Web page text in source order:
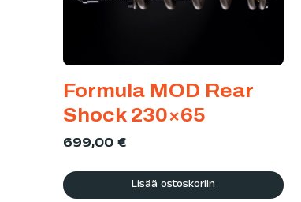
Formula MOD Rear
Shock 230×65
699,00€
Lisää ostoskoriin